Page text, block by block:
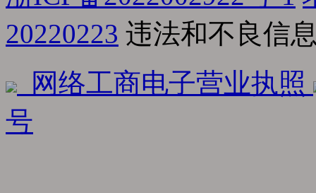
20220223 违法和不良信
网络工商电子营业执照
号